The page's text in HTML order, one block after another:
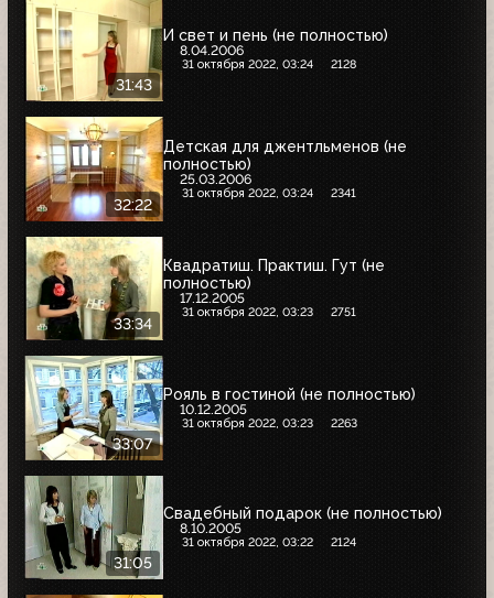
31:43
И свет и пень (не полностью)
8.04.2006
31 октября 2022, 03:24 2128
32:22
Детская для джентльменов (не
полностью)
25.03.2006
31 октября 2022, 03:24 2341
33:34
Квадратиш. Практиш. Гут (не
полностью)
17.12.2005
31 октября 2022, 03:23 2751
33:07
Рояль в гостиной (не полностью)
10.12.2005
31 октября 2022, 03:23 2263
31:05
Свадебный подарок (не полностью)
8.10.2005
31 октября 2022, 03:22 2124